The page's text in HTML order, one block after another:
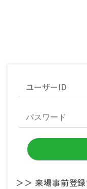
＞＞ 来場事前登